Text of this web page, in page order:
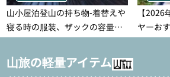
山小屋泊登山の持ち物‐着替えや
寝る時の服装、ザックの容量な
どを徹底紹介！1泊2日、2泊3日
用のリスト付き
【
ヤーお
汗冷え
山旅の軽量アイテム